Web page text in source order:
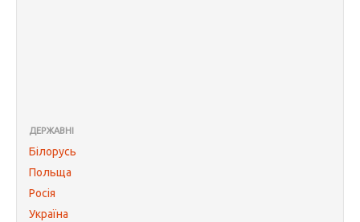
ДЕРЖАВНІ
Білорусь
Польща
Росія
Україна